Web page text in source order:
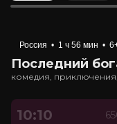
Россия • 1 ч 56 мин •
Последний
комедия,
10:10